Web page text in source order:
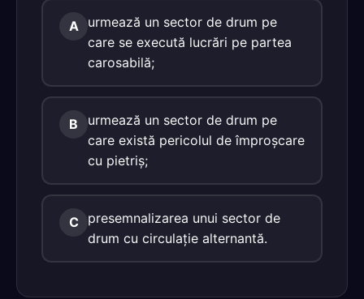
A
urmează un sector de drum pe
care se execută lucrări pe partea
carosabilă;
B
urmează un sector de drum pe
care există pericolul de împroşcare
cu pietriş;
C
presemnalizarea unui sector de
drum cu circulaţie alternantă.